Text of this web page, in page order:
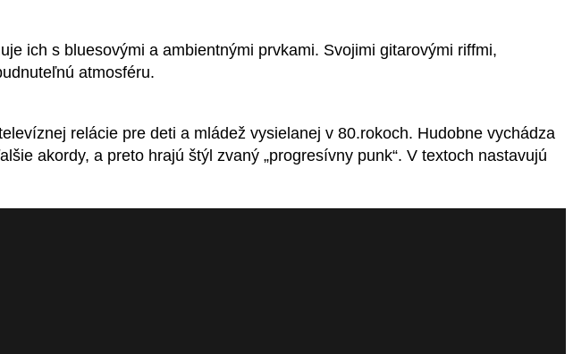
ich s bluesovými a ambientnými prvkami. Svojimi gitarovými riffmi,
atmosféru.
relácie pre deti a mládež vysielanej v 80.rokoch. Hudobne vychádza
akordy, a preto hrajú štýl zvaný „progresívny punk“. V textoch nastavujú